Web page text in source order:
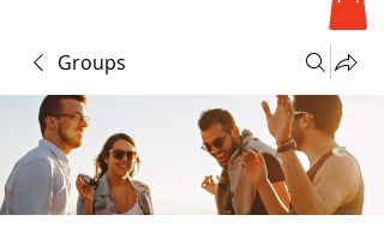
Groups